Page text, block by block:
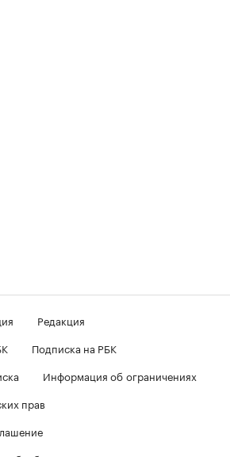
Редакция
Подписка на РБК
Информация об ограничениях
прав